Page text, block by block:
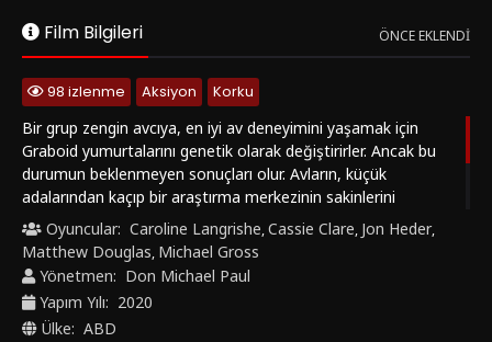
Canavarı 7 Türkçe altyazılı izle, Tremors 7 Türkçe dublaj izle ve
2020 yaratık filmi izle arayanlar için bu aksiyon dolu devam
filmini nadirfilm1.com farkıyla keşfedebilirsiniz.
Film Bilgileri ÖNCE EKLENDI
98 izlenme Aksiyon
Korku
Bir grup zengin avcıya, en iyi av deneyimini yaşamak için
Graboid yumurtalarını genetik olarak değiştirirler. Ancak bu
durumun beklenmeyen sonuçları olur. Avların, küçük
adalarından kaçıp bir araştırma merkezinin sakinlerini
korkutmaya başlaması uzun sürmez. Laboratuvarın müdürü
Jimmy, Graboidlerin durdurulmasında uzman olan tek adamı
bulur: Burt Gummer. Burt, gittikçe çoğalan Graboidlere karşı
zorlu bir savaşa girişir.
Oyuncular: Caroline Langrishe,Cassie Clare, Jon Heder,
Matthew Douglas, Michael Gross
Yönetmen: Don Michael Paul
Yapım Yılı: 2020
Ülke: ABD